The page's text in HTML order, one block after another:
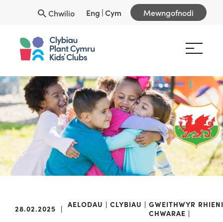
Chwilio Eng |Cym Mewngofnodi
28.02.2025 | AELODAU CLYBIAU
GWEITHWYR
CHWARAE
RHIENI